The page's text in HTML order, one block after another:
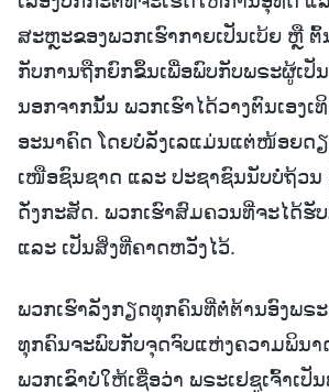
ສະຫຼະຂອງພວກເຮົາກາຍເປັນເບ້ຍ ຫຼື
ກັບການຖືກຍົກຂຶ້ນເພື່ອພົບກັບພຣະຜູ້ເປັນ
ນອກຈາກນັ້ນ ພວກເຮົາໄດ້ວາງຕົນເອງເ
ອະນາຄົດ ໂດຍບໍ່ລັງເລແມ່ນແຕ່ໜ້ອຍດຽ
ເໜືອຊົນຊາດ ແລະ ປະຊາຊົນນັບບໍ່ຖ້ວນ
ດັ່ງກະສັດ. ພວກເຮົາສົມຄວນທີ່ຈະໄດ້ຮັ
ແລະ ເປັນສິ່ງທີ່ຄາດຫວັງໄວ້.
ພວກເຮົາລັງກຽດທຸກຄົນທີ່ຕໍ່ຕ້ານອົງພຣະ
ທຸກຄົນຈະພົບກັບຈຸດຈົບແຫ່ງຄວາມພິນ
ພວກເຂົາບໍ່ໃຫ້ເຊື່ອວ່າ ພຣະເຢຊູເຈົ້າເປັ